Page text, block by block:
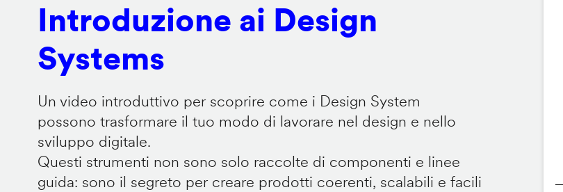
Introduzione ai Design
Systems
Un video introduttivo per scoprire come i Design System
possono trasformare il tuo modo di lavorare nel design e nello
sviluppo digitale.
Questi strumenti non sono solo raccolte di componenti e linee
guida: sono il segreto per creare prodotti coerenti, scalabili e facili